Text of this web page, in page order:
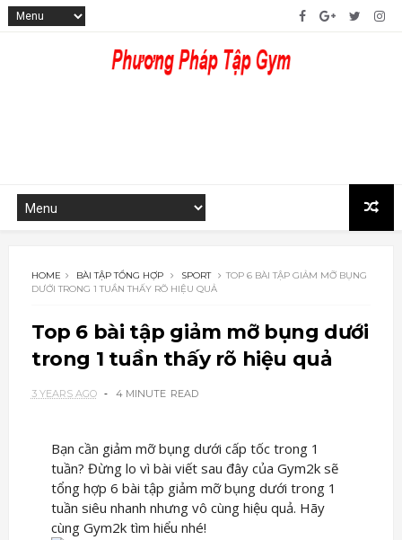
HOME BÀI TẬP TỔNG HỢP SPORT
TOP 6 BÀI TẬP GIẢM MỠ BỤNG
DƯỚI TRONG 1 TUẦN THẤY RÕ HIỆU QUẢ
Top 6 bài tập giảm mỡ bụng dưới
trong 1 tuần thấy rõ hiệu quả
3 YEARS AGO 4 MINUTE READ
Bạn cần giảm mỡ bụng dưới cấp tốc trong 1
tuần? Đừng lo vì bài viết sau đây của Gym2k sẽ
tổng hợp 6 bài tập giảm mỡ bụng dưới trong 1
tuần siêu nhanh nhưng vô cùng hiệu quả. Hãy
cùng Gym2k tìm hiểu nhé!